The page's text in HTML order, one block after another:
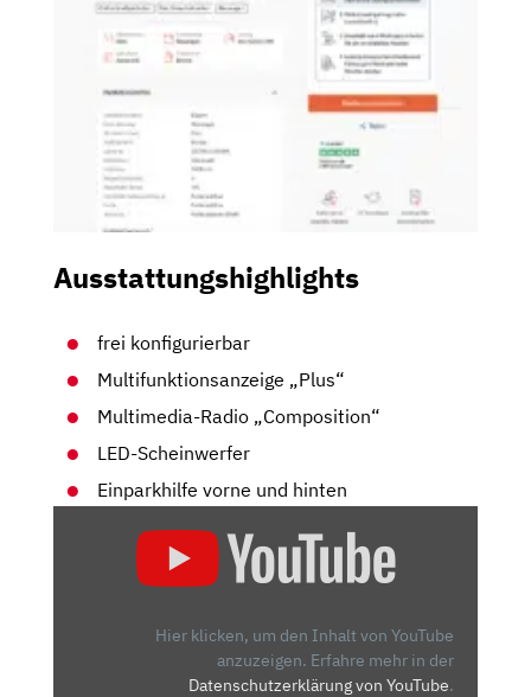
Ausstattungshighlights
frei konfigurierbar
Multifunktionsanzeige „Plus“
Multimedia-Radio „Composition“
LED-Scheinwerfer
Einparkhilfe vorne und hinten
Hier klicken, um den Inhalt von YouTube
anzuzeigen. Erfahre mehr in der
Datenschutzerklärung von YouTube.